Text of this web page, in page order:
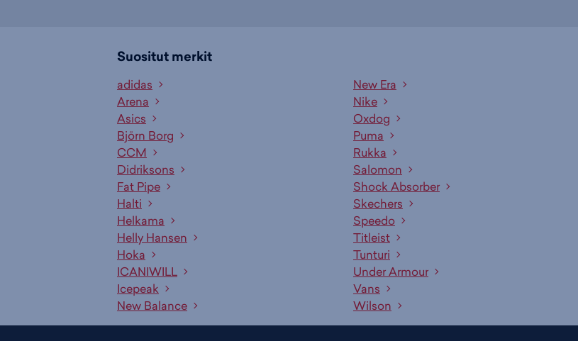
Suositut merkit
adidas
Arena
Asics
Björn Borg
CCM
Didriksons
Fat Pipe
Halti
Helkama
Helly Hansen
Hoka
ICANIWILL
Icepeak
New Balance
New Era
Nike
Oxdog
Puma
Rukka
Salomon
Shock Absorber
Skechers
Speedo
Titleist
Tunturi
Under Armour
Vans
Wilson